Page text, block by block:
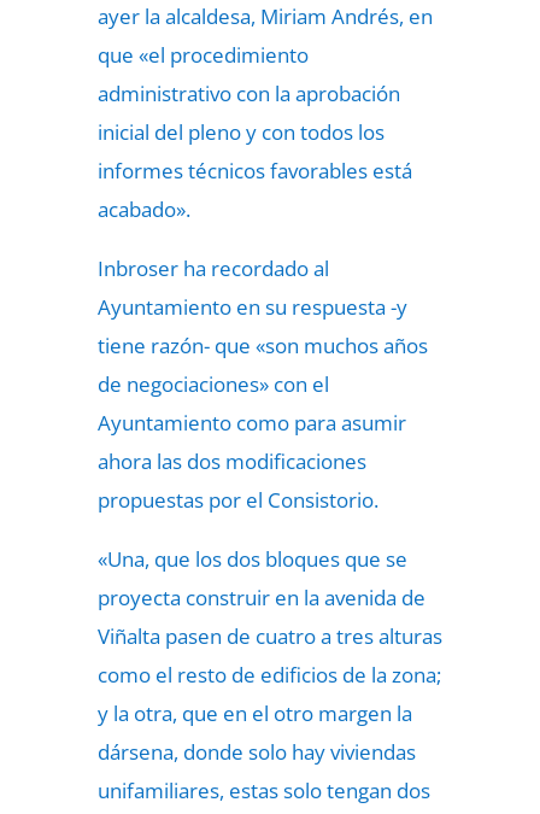
ayer la alcaldesa, Miriam Andrés, en
que «el procedimiento
administrativo con la aprobación
inicial del pleno y con todos los
informes técnicos favorables está
acabado».
Inbroser ha recordado al
Ayuntamiento en su respuesta -y
tiene razón- que «son muchos años
de negociaciones» con el
Ayuntamiento como para asumir
ahora las dos modificaciones
propuestas por el Consistorio.
«Una, que los dos bloques que se
proyecta construir en la avenida de
Viñalta pasen de cuatro a tres alturas
como el resto de edificios de la zona;
y la otra, que en el otro margen la
dársena, donde solo hay viviendas
unifamiliares, estas solo tengan dos